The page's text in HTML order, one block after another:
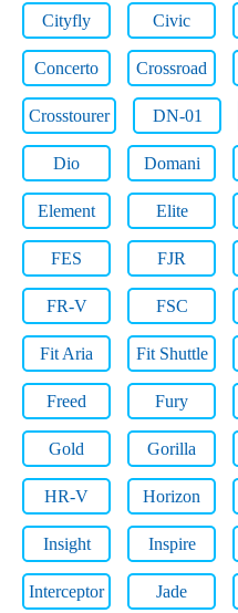
Cityfly Civic
Concerto Crossroad
Crosstourer DN-01
Dio Domani
Element Elite
FES FJR
FR-V FSC
Fit Aria Fit Shuttle
Freed Fury
Gold Gorilla
HR-V Horizon
Insight Inspire
Interceptor Jade